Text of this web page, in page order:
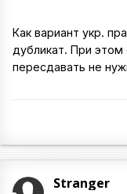
Как вариант укр.
дубликат. При этом
пересдавать не
Stranger